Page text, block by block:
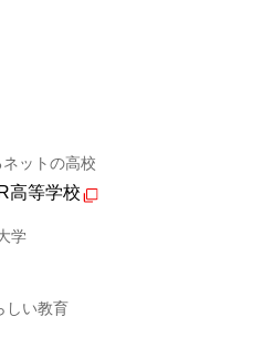
ットの高校
高等学校
学
しい教育